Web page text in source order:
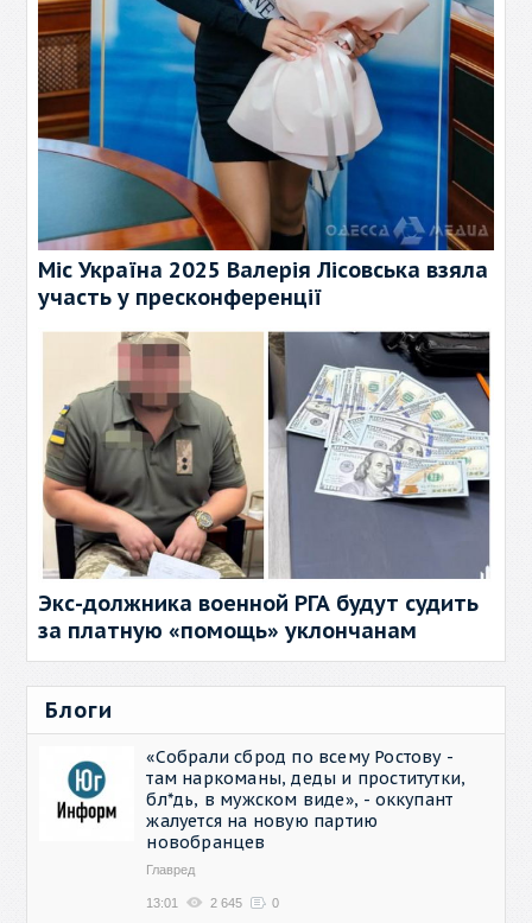
Міс Україна 2025 Валерія Лісовська взяла
участь у пресконференції
Экс-должника военной РГА будут судить
за платную «помощь» уклончанам
Блоги
«Собрали сброд по всему Ростову -
там наркоманы, деды и проститутки,
бл*дь, в мужском виде», - оккупант
жалуется на новую партию
новобранцев
Главред
13:01 2 645 0